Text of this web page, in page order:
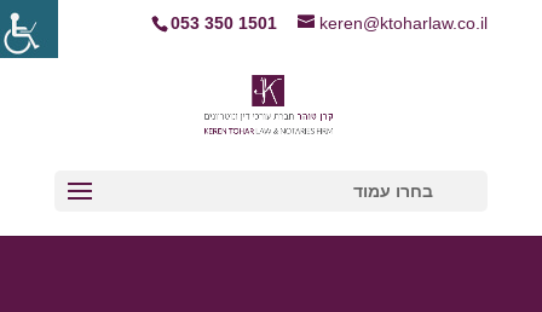
053 350 1501 keren@ktoharlaw.co.il
בחרו עמוד